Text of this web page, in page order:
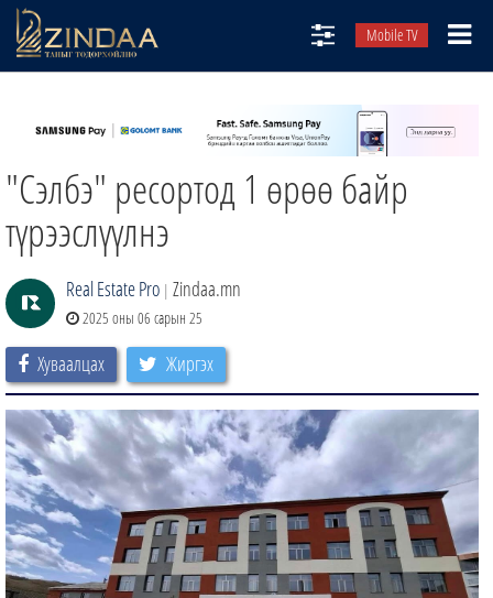
Mobile TV
ТВ8
ӨГЛӨӨНИЙ СОНИН
ЗИНДАА СЭТГҮҮЛ
"Сэлбэ" ресортод 1 өрөө байр
түрээслүүлнэ
Real Estate Pro | Zindaa.mn
2025 оны 06 сарын 25
Хуваалцах Жиргэх